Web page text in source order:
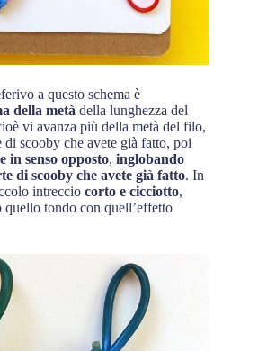
a questo schema è
della metà della lunghezza del
vi avanza più della metà del filo,
scooby che avete già fatto, poi
in senso opposto, inglobando
di scooby che avete già fatto. In
intreccio corto e cicciotto,
tondo con quell’effetto